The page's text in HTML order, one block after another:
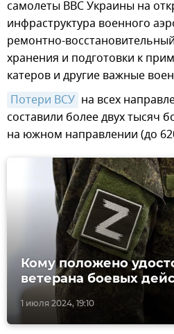
самолеты ВВС Украины на
инфраструктура военного
ремонтно-
хранения и подготовки к
катеров и другие важные
Потери ВСУ на всех
составили более двух тысяч
на южном направлении (до
1 июля 2024, 19:10
Кому положено
ветерана боевых